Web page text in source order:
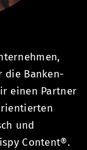
die Banken-
einen Partner
und
Content®.